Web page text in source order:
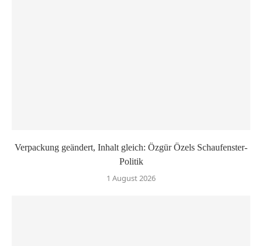
Verpackung geändert, Inhalt gleich: Özgür Özels Schaufenster-
Politik
1 August 2026